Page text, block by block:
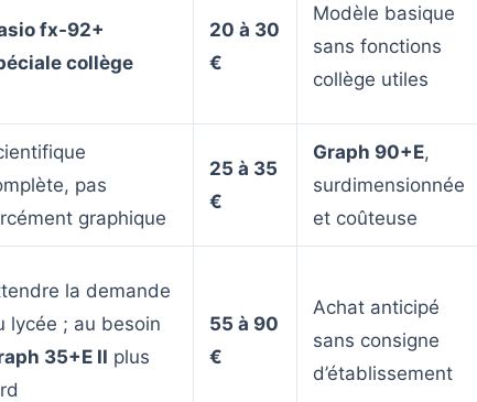
fx-92+
collège
20 à 30
€
Modèle basique
sans fonctions
collège utiles
pas
graphique
25 à 35
€
Graph 90+E,
surdimensionnée
et coûteuse
la demande
lycée ; au besoin
35+E II plus
55 à 90
€
Achat anticipé
sans consigne
d’établissement